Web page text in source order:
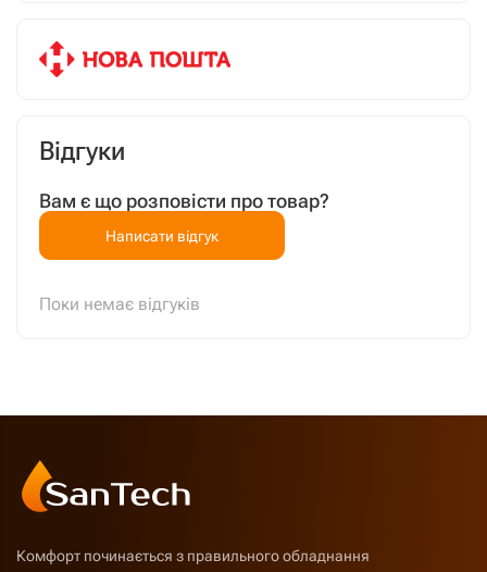
Відгуки
Вам є що розповісти про товар?
Написати відгук
Поки немає відгуків
Комфорт починається з правильного обладнання